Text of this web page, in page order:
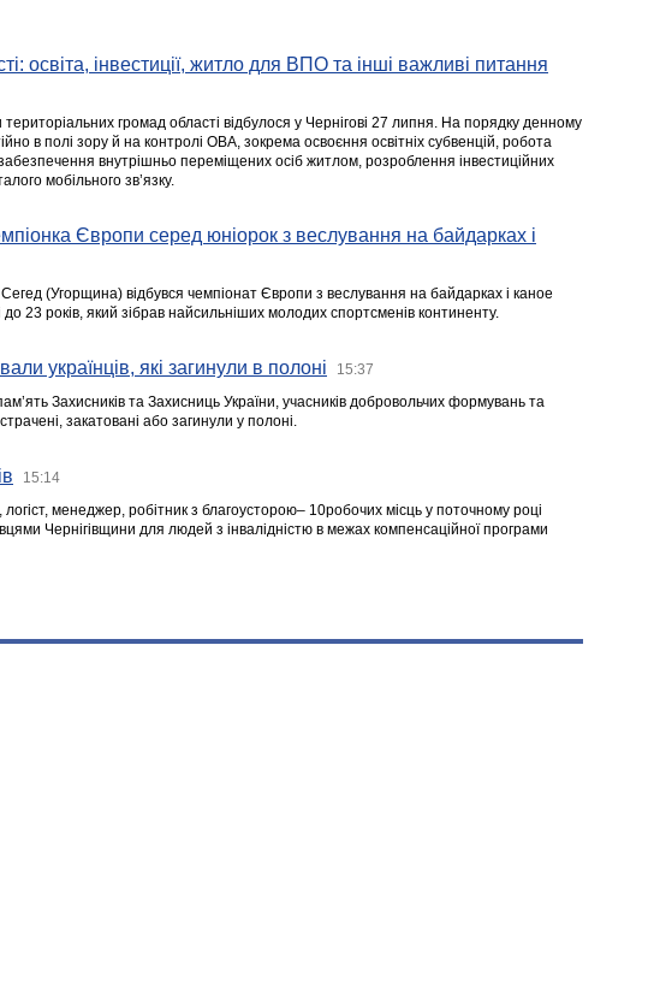
освіта, інвестиції, житло для ВПО та інші важливі питання
громад області відбулося у Чернігові 27 липня. На порядку денному
в полі зору й на контролі ОВА, зокрема освоєння освітніх субвенцій, робота
забезпечення внутрішньо переміщених осіб житлом, розроблення інвестиційних
мобільного зв’язку.
Європи серед юніорок з веслування на байдарках і
(Угорщина) відбувся чемпіонат Європи з веслування на байдарках і каное
23 років, який зібрав найсильніших молодих спортсменів континенту.
українців, які загинули в полоні 15:37
Захисників та Захисниць України, учасників добровольчих формувань та
закатовані або загинули у полоні.
15:14
логіст, менеджер, робітник з благоусторою– 10робочих місць у поточному році
Чернігівщини для людей з інвалідністю в межах компенсаційної програми